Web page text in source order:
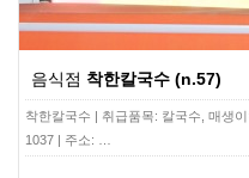
음식점 착한칼국수 (n.57)
착한칼국수 | 취급품목: 칼국수, 매생
1037 | 주소: …